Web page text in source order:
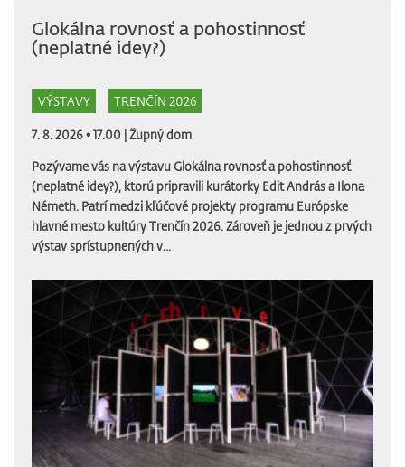
Glokálna rovnosť a pohostinnosť
(neplatné idey?)
VÝSTAVY TRENČÍN 2026
7. 8. 2026 • 17.00 |Župný dom
Pozývame vás na výstavu Glokálna rovnosť a pohostinnosť
(neplatné idey?), ktorú pripravili kurátorky Edit András a Ilona
Németh. Patrí medzi kľúčové projekty programu Európske
hlavné mesto kultúry Trenčín 2026. Zároveň je jednou z prvých
výstav sprístupnených v...